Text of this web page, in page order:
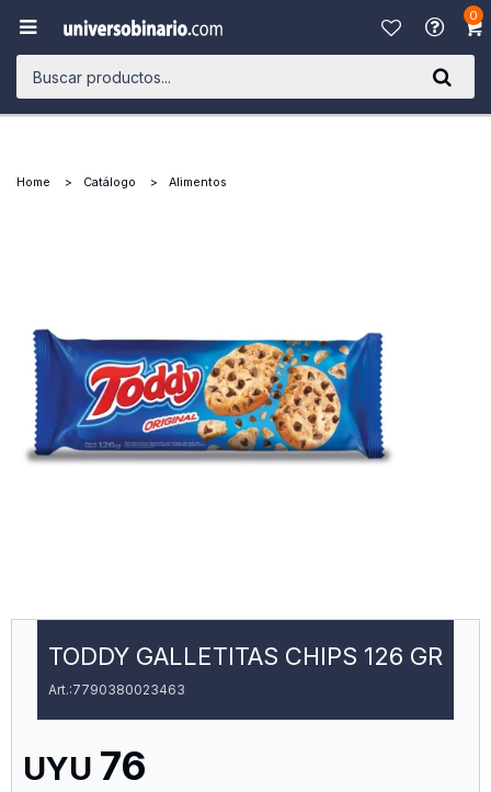
0

Home Catálogo Alimentos
TODDY GALLETITAS CHIPS 126 GR
7790380023463
UYU 76